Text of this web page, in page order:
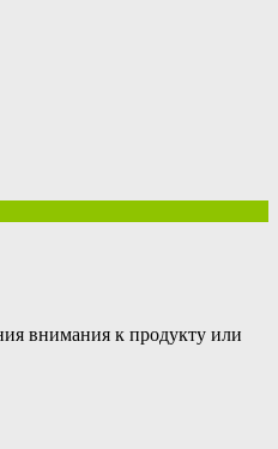
внимания к продукту или